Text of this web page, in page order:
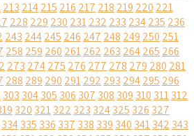
213 214215 216 217 218 219 220 221
228 229 230 231232 233 234235 236
243 244245 246 247 248 249 250 251
258 259 260 261262 263 264265 266
273 274275 276 277 278 279 280 281
288 289 290 291292 293 294295 296
303 304305 306 307 308 309 310 311312
320 321322 323 324325 326 327
334335 336 337 338 339 340 341342 343